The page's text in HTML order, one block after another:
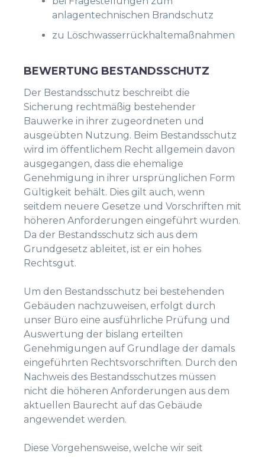
anlagentechnischen Brandschutz
zu Löschwasserrückhaltemaßnahmen
BEWERTUNG BESTANDSSCHUTZ
Der Bestandsschutz beschreibt die
Sicherung rechtmäßig bestehender
Bauwerke in ihrer zugeordneten und
ausgeübten Nutzung. Beim Bestandsschutz
wird im öffentlichem Recht allgemein davon
ausgegangen, dass die ehemalige
Genehmigung in ihrer ursprünglichen Form
Gültigkeit behält. Dies gilt auch, wenn
seitdem neuere Gesetze und Vorschriften mit
höheren Anforderungen eingeführt wurden.
Da der Bestandsschutz sich aus dem
Grundgesetz ableitet, ist er ein hohes
Rechtsgut.
Um den Bestandsschutz bei bestehenden
Gebäuden nachzuweisen, erfolgt durch
unser Büro eine ausführliche Prüfung und
Auswertung der bislang erteilten
Genehmigungen auf Grundlage der damals
eingeführten Rechtsvorschriften. Durch den
Nachweis des Bestandsschutzes müssen
nicht die höheren Anforderungen aus dem
aktuellen Baurecht auf das Gebäude
angewendet werden.
Diese Vorgehensweise, welche wir seit